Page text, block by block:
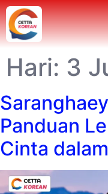
Hari: 3
Panduan
Cinta